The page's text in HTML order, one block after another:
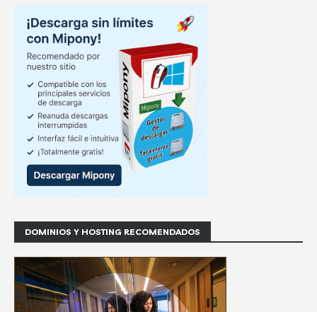
DOMINIOS Y HOSTING RECOMENDADOS